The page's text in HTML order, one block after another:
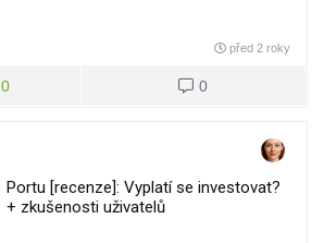
před 2 roky
0 0
Portu [recenze]: Vyplatí se investovat?
+ zkušenosti uživatelů